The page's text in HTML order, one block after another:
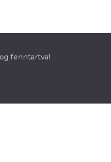
fenntartva!